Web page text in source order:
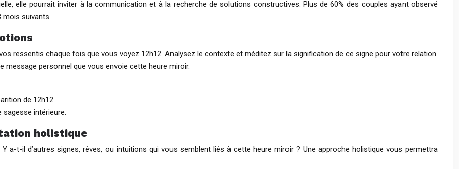
elle pourrait inviter à la communication et à la recherche de solutions constructives. Plus de 60% des couples ayant observé
mois suivants.
ressentis chaque fois que vous voyez 12h12. Analysez le contexte et méditez sur la signification de ce signe pour votre relation.
personnel que vous envoie cette heure miroir.
de 12h12.
intérieure.
holistique
a-t-il d’autres signes, rêves, ou intuitions qui vous semblent liés à cette heure miroir ? Une approche holistique vous permettra